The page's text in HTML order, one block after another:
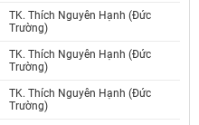
TK. Thích Nguyên Hạnh (Đức
Trường)
TK. Thích Nguyên Hạnh (Đức
Trường)
TK. Thích Nguyên Hạnh (Đức
Trường)